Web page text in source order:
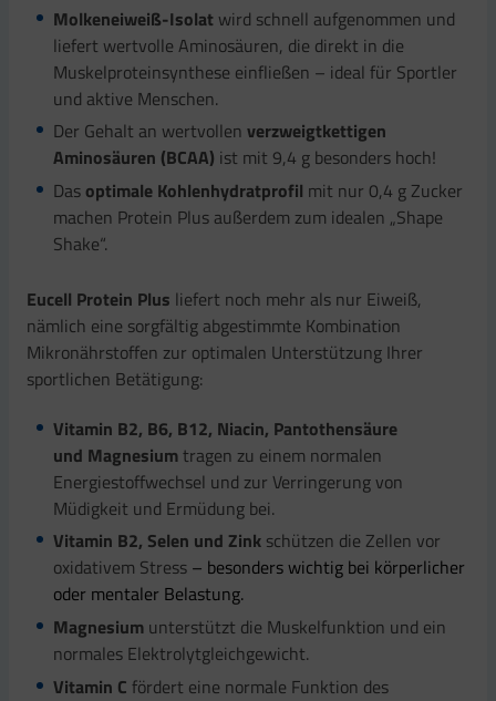
Molkeneiweiß-Isolat wird schnell aufgenommen und
liefert wertvolle Aminosäuren, die direkt in die
Muskelproteinsynthese einfließen – ideal für Sportler
und aktive Menschen.
Der Gehalt an wertvollen verzweigtkettigen
Aminosäuren (BCAA) ist mit 9,4 g besonders hoch!
Das optimale Kohlenhydratprofil mit nur 0,4 g Zucker
machen Protein Plus außerdem zum idealen „Shape
Shake“.
Eucell Protein Plus liefert noch mehr als nur Eiweiß,
nämlich eine sorgfältig abgestimmte Kombination
Mikronährstoffen zur optimalen Unterstützung Ihrer
sportlichen Betätigung:
Vitamin B2, B6, B12, Niacin, Pantothensäure
und Magnesiumtragen zu einem normalen
Energiestoffwechsel und zur Verringerung von
Müdigkeit und Ermüdung bei.
Vitamin B2, Selen und Zink schützen die Zellen vor
oxidativem Stress – besonders wichtig bei körperlicher
oder mentaler Belastung.
Magnesium unterstützt die Muskelfunktion und ein
normales Elektrolytgleichgewicht.
Vitamin C fördert eine normale Funktion des